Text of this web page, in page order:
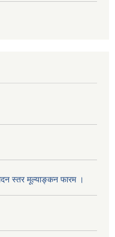
स्तर मूल्याङ्कन फारम ।